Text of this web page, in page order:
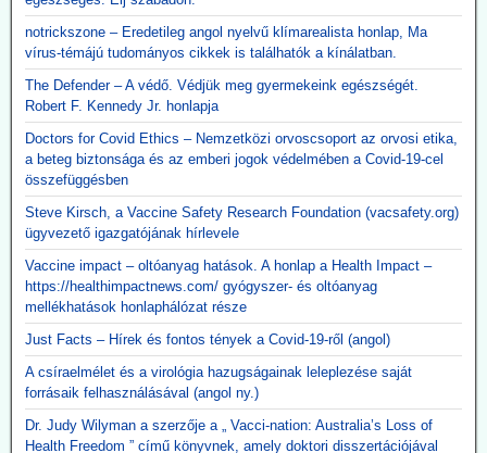
notrickszone – Eredetileg angol nyelvű klímarealista honlap, Ma
vírus-témájú tudományos cikkek is találhatók a kínálatban.
The Defender – A védő. Védjük meg gyermekeink egészségét.
Robert F. Kennedy Jr. honlapja
Doctors for Covid Ethics – Nemzetközi orvoscsoport az orvosi etika,
a beteg biztonsága és az emberi jogok védelmében a Covid-19-cel
összefüggésben
Steve Kirsch, a Vaccine Safety Research Foundation (vacsafety.org)
ügyvezető igazgatójának hírlevele
Vaccine impact – oltóanyag hatások. A honlap a Health Impact –
https://healthimpactnews.com/ gyógyszer- és oltóanyag
mellékhatások honlaphálózat része
Just Facts – Hírek és fontos tények a Covid-19-ről (angol)
A csíraelmélet és a virológia hazugságainak leleplezése saját
forrásaik felhasználásával (angol ny.)
Dr. Judy Wilyman a szerzője a „ Vacci-nation: Australia’s Loss of
Health Freedom ” című könyvnek, amely doktori disszertációjával